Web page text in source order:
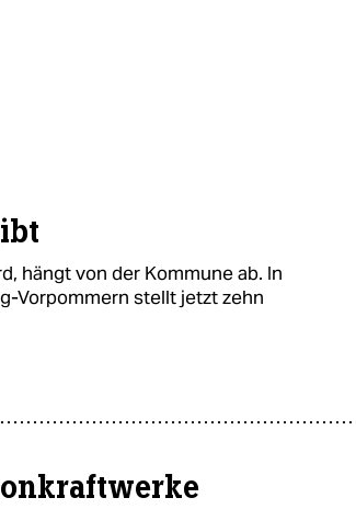
hängt von der Kommune ab. In
Vorpommern stellt jetzt zehn